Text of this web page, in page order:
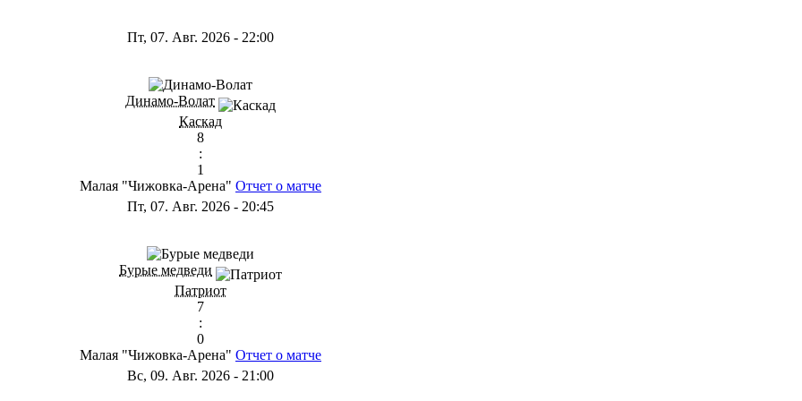
Пт, 07. Авг. 2026 - 22:00
Динамо-Волат
Каскад
8
:
1
Малая "Чижовка-Арена" Отчет о матче
Пт, 07. Авг. 2026 - 20:45
Бурые медведи
Патриот
7
:
0
Малая "Чижовка-Арена" Отчет о матче
Вс, 09. Авг. 2026 - 21:00